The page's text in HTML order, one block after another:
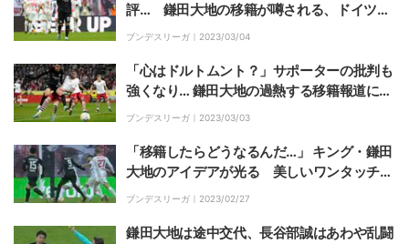
評… 鎌田大地の移籍が噂される、ドイツを
代表するビッグクラブ「ドルトムント」はど
ブンデスリーガ｜ 2023/03/04
「心はドルトムント？」サポーターの批判も
強くなり… 鎌田大地の過熱する移籍報道に揺
れる フランクフルトにとっても厳しい1カ
ブンデスリーガ｜ 2023/03/03
「移籍したらどうなるんだ…」 キング・鎌田
大地のアイデアが光る 美しいワンタッチパ
スから決定機を演出
ブンデスリーガ｜ 2023/02/27
鎌田大地は途中交代、長谷部誠はあわや乱闘